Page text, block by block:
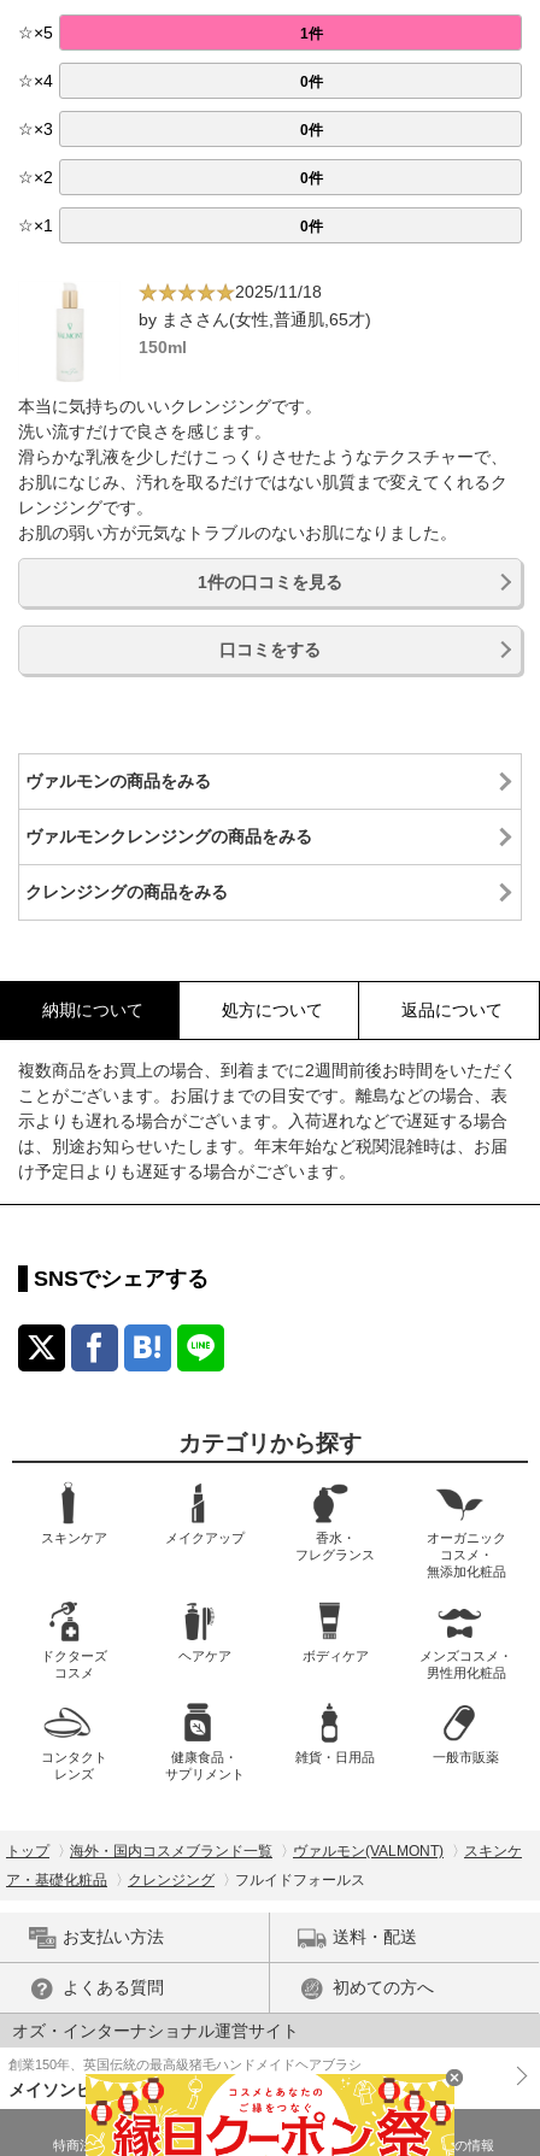
☆×5 1件
☆×4 0件
☆×3 0件
☆×2 0件
☆×1 0件
2025/11/18
by まささん(女性,普通肌,65才)
150ml
本当に気持ちのいいクレンジングです。
洗い流すだけで良さを感じます。
滑らかな乳液を少しだけこっくりさせたようなテクスチャーで、
お肌になじみ、汚れを取るだけではない肌質まで変えてくれるク
レンジングです。
お肌の弱い方が元気なトラブルのないお肌になりました。
1件の口コミを見る
口コミをする
ヴァルモンの商品をみる
ヴァルモンクレンジングの商品をみる
クレンジングの商品をみる
納期について 処方について 返品について
複数商品をお買上の場合、到着までに2週間前後お時間をいただく
ことがございます。お届けまでの目安です。離島などの場合、表
示よりも遅れる場合がございます。入荷遅れなどで遅延する場合
は、別途お知らせいたします。年末年始など税関混雑時は、お届
け予定日よりも遅延する場合がございます。
SNSでシェアする
カテゴリから探す
スキンケア メイクアップ
香水・
フレグランス
オーガニック
コスメ・
無添加化粧品
ドクターズ
コスメ
ヘアケア ボディケア
メンズコスメ・
男性用化粧品
コンタクト
レンズ
健康食品・
サプリメント
雑貨・日用品 一般市販薬
トップ 海外・国内コスメブランド一覧 ヴァルモン(VALMONT)
スキンケ
ア・基礎化粧品
クレンジング フルイドフォールス
お支払い方法 送料・配送
よくある質問 初めての方へ
オズ・インターナショナル運営サイト
創業150年、英国伝統の最高級猪毛ハンドメイドヘアブラシ
メイソンピアソン
特商法に基づく表示 プライバシーポリシー 医薬品販売許可証の情報